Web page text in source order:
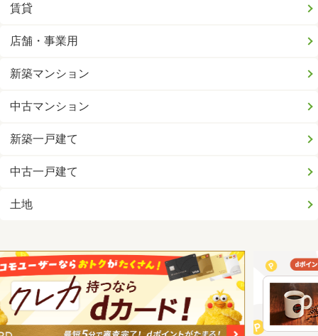
賃貸
店舗・事業用
新築マンション
中古マンション
新築一戸建て
中古一戸建て
土地